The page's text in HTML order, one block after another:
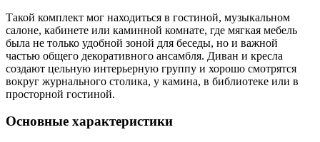
Такой комплект мог находиться в гостиной, музыкальном
салоне, кабинете или каминной комнате, где мягкая мебель
была не только удобной зоной для беседы, но и важной
частью общего декоративного ансамбля. Диван и кресла
создают цельную интерьерную группу и хорошо смотрятся
вокруг журнального столика, у камина, в библиотеке или в
просторной гостиной.
Основные характеристики